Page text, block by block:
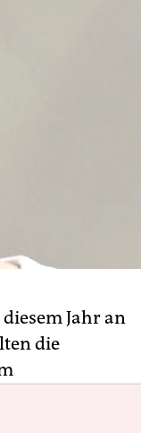
Jahr an
die
für die